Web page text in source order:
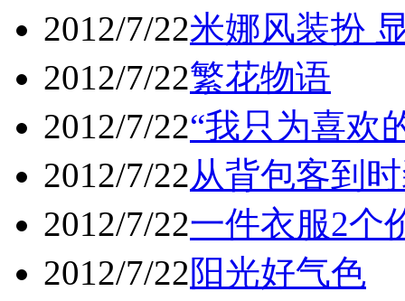
2012/7/22米娜风装扮
2012/7/22繁花物语
2012/7/22“我只为喜欢
2012/7/22从背包客到
2012/7/22一件衣服2个
2012/7/22阳光好气色